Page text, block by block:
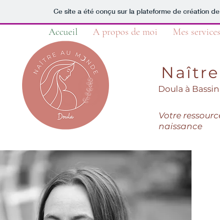
Ce site a été conçu sur la plateforme de création
Accueil A propos de moi Mes services
N
Doula à Bas
Votre
naissance